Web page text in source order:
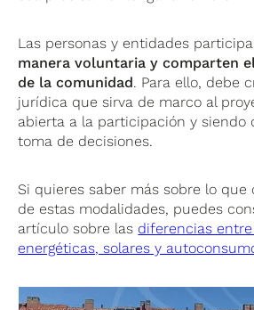
Las personas y entidades
manera voluntaria y comparten
de la comunidad. Para ello, debe
jurídica que sirva de marco al
abierta a la participación y siendo
toma de decisiones.
Si quieres saber más sobre lo que
de estas modalidades, puedes
artículo sobre las diferencias
energéticas, solares y